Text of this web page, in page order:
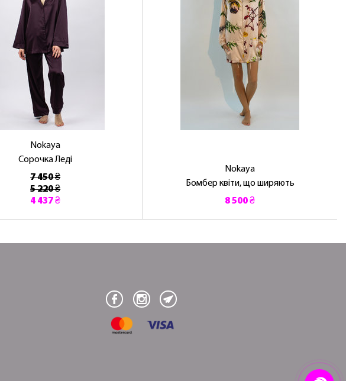
Nokaya
Сорочка Леді
7 450 ₴
5 220 ₴
4 437 ₴
Nokaya
Бомбер квіти, що ширяють
8 500 ₴